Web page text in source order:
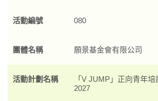
活動編號 080
團體名稱 願景基金會有限公司
活動計劃名稱
「V JUMP」正向青年
2027